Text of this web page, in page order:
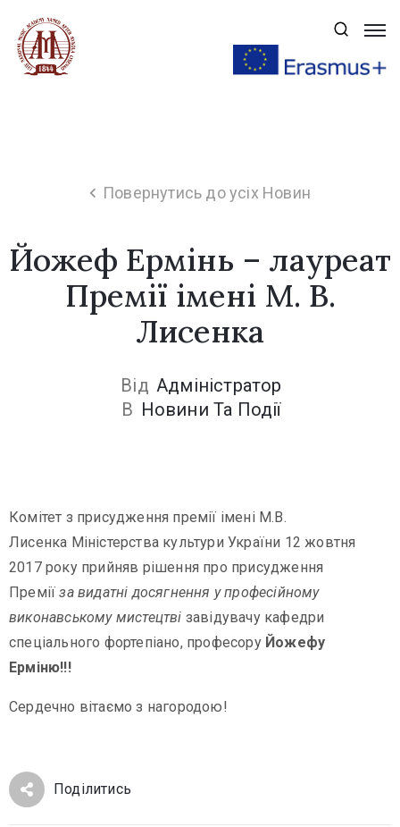
Академію
Факультети
+38
(032)
259
07
Повернутись до усіх Новин
Йожеф Ермінь – лауреат
Премії імені М. В.
Лисенка
Від Адміністратор
В Новини Та Події
Комітет з присудження премії імені М.В.
Лисенка Міністерства культури України 12 жовтня
2017 року прийняв рішення про присудження
Преміїза видатні досягнення у професійному
виконавському мистецтві завідувачу кафедри
спеціального фортепіано, професору Йожефу
Ерміню!!!
Сердечно вітаємо з нагородою!
Поділитись